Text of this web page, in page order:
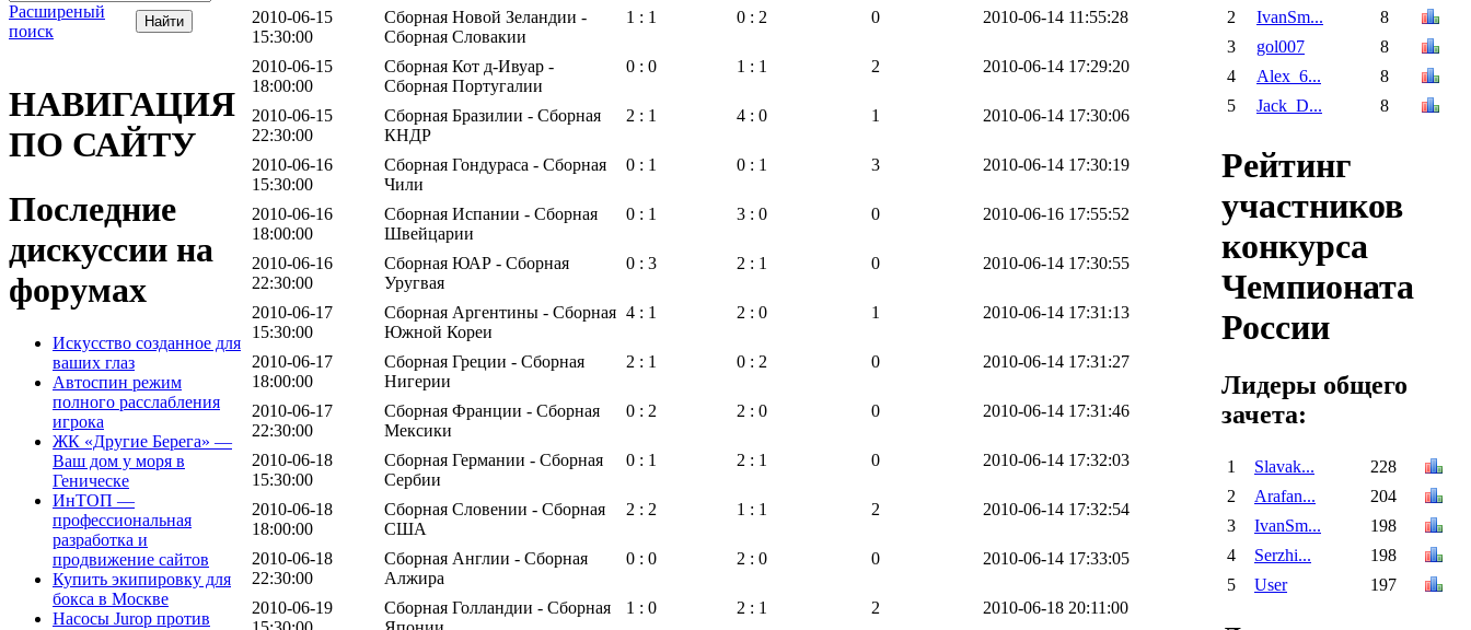
Расширеный
поиск
НАВИГАЦИЯ
ПО САЙТУ
Последние
дискуссии на
форумах
Искусство созданное для
ваших глаз
Автоспин режим
полного расслабления
игрока
ЖК «Другие Берега» —
Ваш дом у моря в
Геническе
ИнТОП —
профессиональная
разработка и
продвижение сайтов
Купить экипировку для
бокса в Москве
Насосы Jurop против
2010-06-15
15:30:00
Сборная Новой Зеландии -
Сборная Словакии
1 : 1 0 : 2 0 2010-06-14 11:55:28
2010-06-15
18:00:00
Сборная Кот д-Ивуар -
Сборная Португалии
0 : 0 1 : 1 2 2010-06-14 17:29:20
2010-06-15
22:30:00
Сборная Бразилии - Сборная
КНДР
2 : 1 4 : 0 1 2010-06-14 17:30:06
2010-06-16
15:30:00
Сборная Гондураса - Сборная
Чили
0 : 1 0 : 1 3 2010-06-14 17:30:19
2010-06-16
18:00:00
Сборная Испании - Сборная
Швейцарии
0 : 1 3 : 0 0 2010-06-16 17:55:52
2010-06-16
22:30:00
Сборная ЮАР - Сборная
Уругвая
0 : 3 2 : 1 0 2010-06-14 17:30:55
2010-06-17
15:30:00
Сборная Аргентины - Сборная
Южной Кореи
4 : 1 2 : 0 1 2010-06-14 17:31:13
2010-06-17
18:00:00
Сборная Греции - Сборная
Нигерии
2 : 1 0 : 2 0 2010-06-14 17:31:27
2010-06-17
22:30:00
Сборная Франции - Сборная
Мексики
0 : 2 2 : 0 0 2010-06-14 17:31:46
2010-06-18
15:30:00
Сборная Германии - Сборная
Сербии
0 : 1 2 : 1 0 2010-06-14 17:32:03
2010-06-18
18:00:00
Сборная Словении - Сборная
США
2 : 2 1 : 1 2 2010-06-14 17:32:54
2010-06-18
22:30:00
Сборная Англии - Сборная
Алжира
0 : 0 2 : 0 0 2010-06-14 17:33:05
2010-06-19
Сборная Голландии - Сборная
1 : 0 2 : 1 2 2010-06-18 20:11:00
2
IvanSm...
8
3
gol007
8
4
Alex_6...
8
5
Jack_D... 8
Рейтинг
участников
конкурса
Чемпионата
России
Лидеры общего
зачета:
1 Slavak...
228
2
Arafan...
204
3
IvanSm...
198
4
Serzhi...
198
5
User 197